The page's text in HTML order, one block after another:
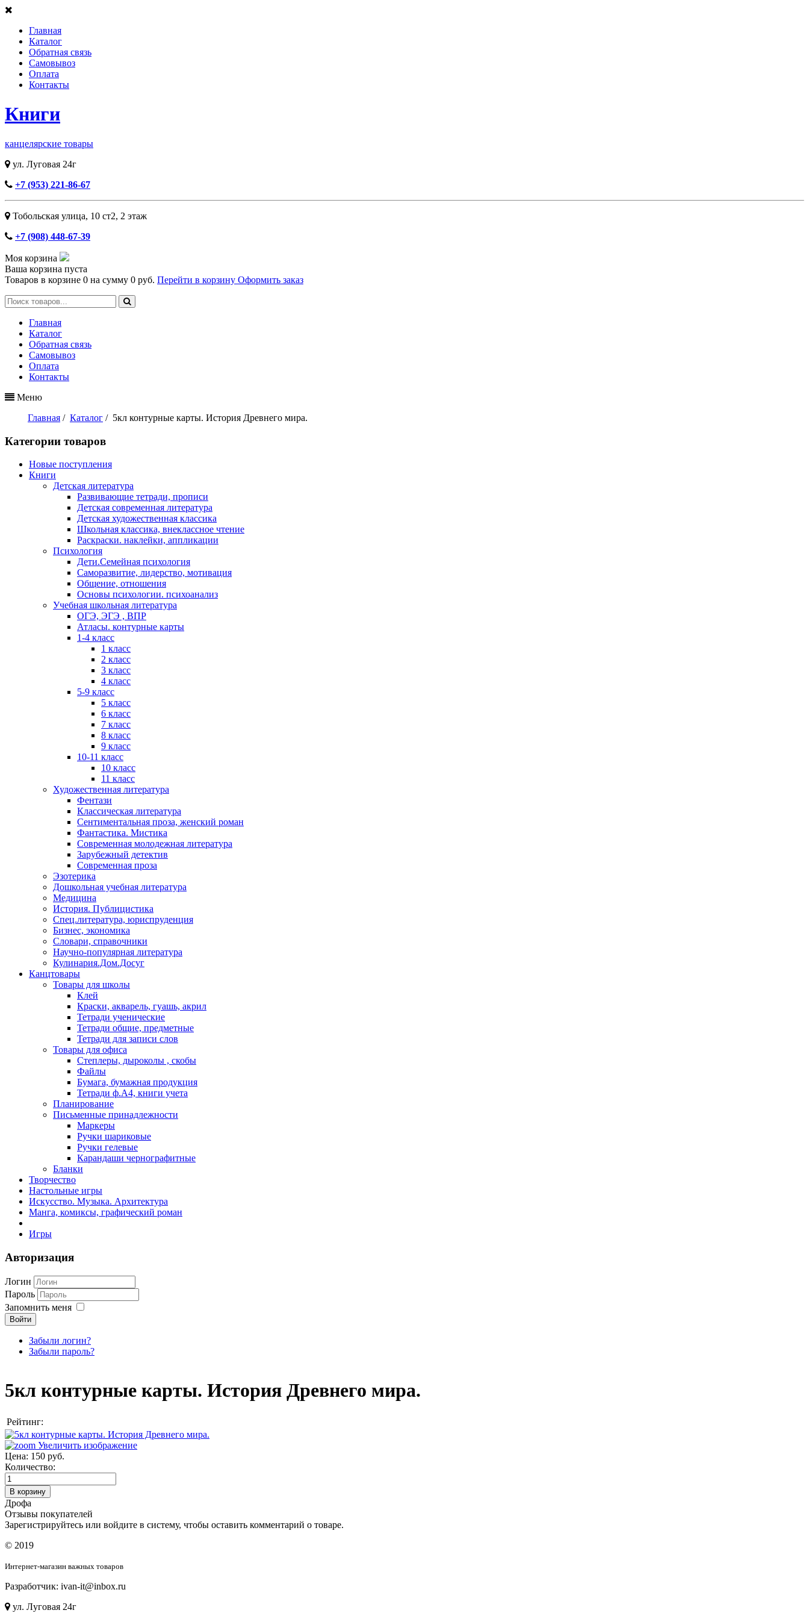
Главная
Каталог
Обратная связь
Самовывоз
Оплата
Контакты
Книги
канцелярские товары
ул. Луговая 24г
+7 (953) 221-86-67
Тобольская улица, 10 ст2, ​2 этаж
+7 (908) 448-67-39
Моя корзина
Ваша корзина пуста
Товаров в корзине 0 на сумму 0 руб. Перейти в корзину Оформить заказ
Главная
Каталог
Обратная связь
Самовывоз
Оплата
Контакты
Меню
Главная / Каталог / 5кл контурные карты. История Древнего мира.
Категории товаров
Новые поступления
Книги
Детская литература
Развивающие тетради, прописи
Детская современная литература
Детская художественная классика
Школьная классика, внеклассное чтение
Раскраски. наклейки, аппликации
Психология
Дети.Семейная психология
Саморазвитие, лидерство, мотивация
Общение, отношения
Основы психологии. психоанализ
Учебная школьная литература
ОГЭ, ЭГЭ , ВПР
Атласы. контурные карты
1-4 класс
1 класс
2 класс
3 класс
4 класс
5-9 класс
5 класс
6 класс
7 класс
8 класс
9 класс
10-11 класс
10 класс
11 класс
Художественная литература
Фентази
Классическая литература
Сентиментальная проза, женский роман
Фантастика. Мистика
Современная молодежная литература
Зарубежный детектив
Современная проза
Эзотерика
Дошкольная учебная литература
Медицина
История. Публицистика
Спец.литература, юриспруденция
Бизнес, экономика
Словари, справочники
Научно-популярная литература
Кулинария.Дом.Досуг
Канцтовары
Товары для школы
Клей
Краски, акварель, гуашь, акрил
Тетради ученические
Тетради общие, предметные
Тетради для записи слов
Товары для офиса
Степлеры, дыроколы , скобы
Файлы
Бумага, бумажная продукция
Тетради ф.А4, книги учета
Планирование
Письменные принадлежности
Маркеры
Ручки шариковые
Ручки гелевые
Карандаши чернографитные
Бланки
Творчество
Настольные игры
Искусство. Музыка. Архитектура
Манга, комиксы, графический роман
Игры
Авторизация
Логин
Пароль
Запомнить меня
Войти
Забыли логин?
Забыли пароль?
5кл контурные карты. История Древнего мира.
Рейтинг:
Увеличить изображение
Цена: 150 руб.
Количество:
Дрофа
Отзывы покупателей
Зарегистрируйтесь или войдите в систему, чтобы оставить комментарий о товаре.
© 2019
Интернет-магазин важных товаров
Разработчик: ivan-it@inbox.ru
ул. Луговая 24г